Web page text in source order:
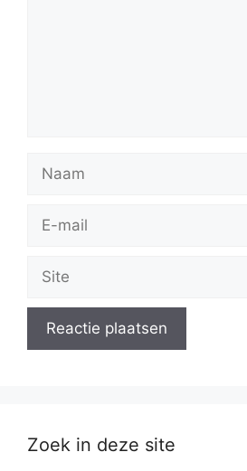
mail
Zoek in deze site